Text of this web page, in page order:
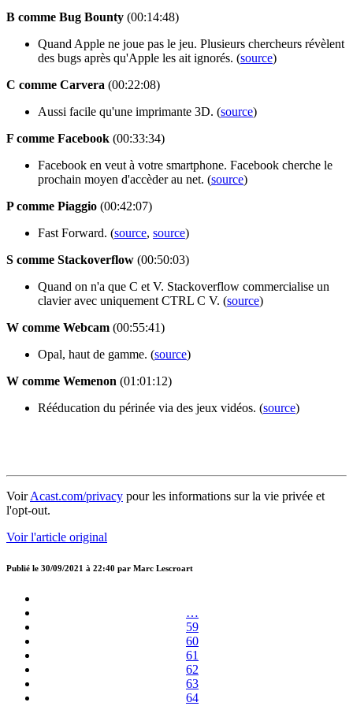
B comme Bug Bounty (00:14:48)
Quand Apple ne joue pas le jeu. Plusieurs chercheurs révèlent
des bugs après qu'Apple les ait ignorés. (source)
C comme Carvera (00:22:08)
Aussi facile qu'une imprimante 3D. (source)
F comme Facebook (00:33:34)
Facebook en veut à votre smartphone. Facebook cherche le
prochain moyen d'accèder au net. (source)
P comme Piaggio (00:42:07)
Fast Forward. (source, source)
S comme Stackoverflow (00:50:03)
Quand on n'a que C et V. Stackoverflow commercialise un
clavier avec uniquement CTRL C V. (source)
W comme Webcam (00:55:41)
Opal, haut de gamme. (source)
W comme Wemenon (01:01:12)
Rééducation du périnée via des jeux vidéos. (source)
VoirAcast.com/privacy pour les informations sur la vie privée et
l'opt-out.
Voir l'article original
Publié le 30/09/2021 à 22:40 par Marc Lescroart
…
59
60
61
62
63
64